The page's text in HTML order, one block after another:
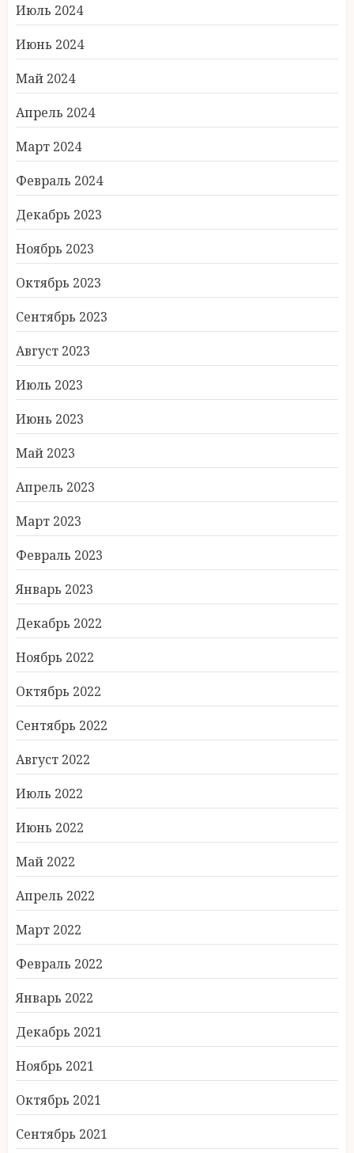
Июль 2024
Июнь 2024
Май 2024
Апрель 2024
Март 2024
Февраль 2024
Декабрь 2023
Ноябрь 2023
Октябрь 2023
Сентябрь 2023
Август 2023
Июль 2023
Июнь 2023
Май 2023
Апрель 2023
Март 2023
Февраль 2023
Январь 2023
Декабрь 2022
Ноябрь 2022
Октябрь 2022
Сентябрь 2022
Август 2022
Июль 2022
Июнь 2022
Май 2022
Апрель 2022
Март 2022
Февраль 2022
Январь 2022
Декабрь 2021
Ноябрь 2021
Октябрь 2021
Сентябрь 2021